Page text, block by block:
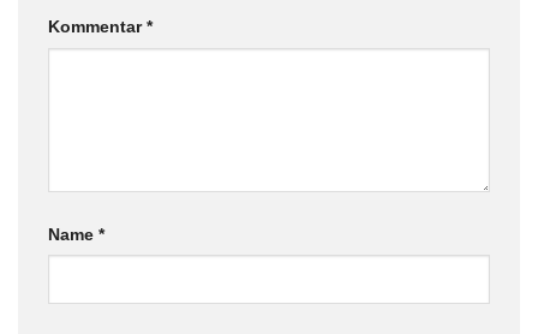
Kommentar*
Name *